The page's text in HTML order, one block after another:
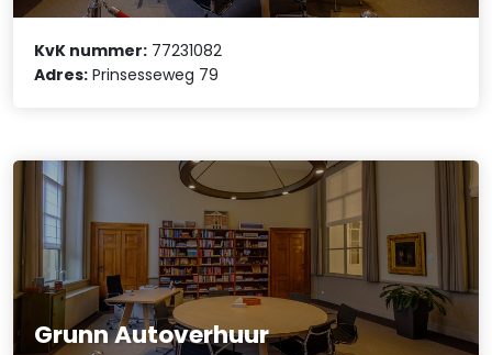
KvK nummer: 77231082
Adres: Prinsesseweg 79
Grunn Autoverhuur